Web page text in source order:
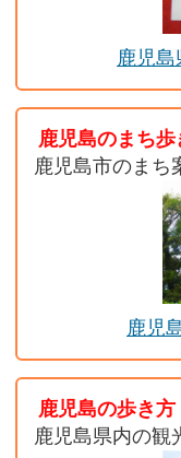
鹿児島
鹿児島のまち歩
鹿児島市のまち
鹿児
鹿児島の歩き方
鹿児島県内の観